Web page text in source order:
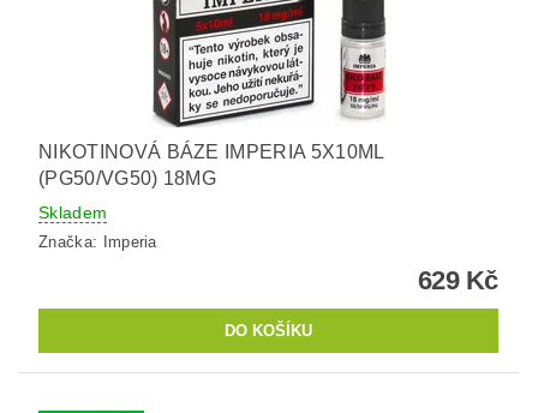
NIKOTINOVÁ BÁZE IMPERIA 5X10ML
(PG50/VG50) 18MG
Skladem
Značka: Imperia
629 Kč